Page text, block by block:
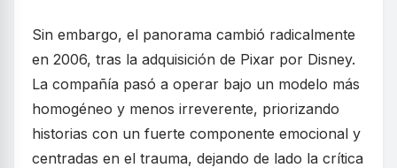
Sin embargo, el panorama cambió radicalmente
en 2006, tras la adquisición de Pixar por Disney.
La compañía pasó a operar bajo un modelo más
homogéneo y menos irreverente, priorizando
historias con un fuerte componente emocional y
centradas en el trauma, dejando de lado la crítica